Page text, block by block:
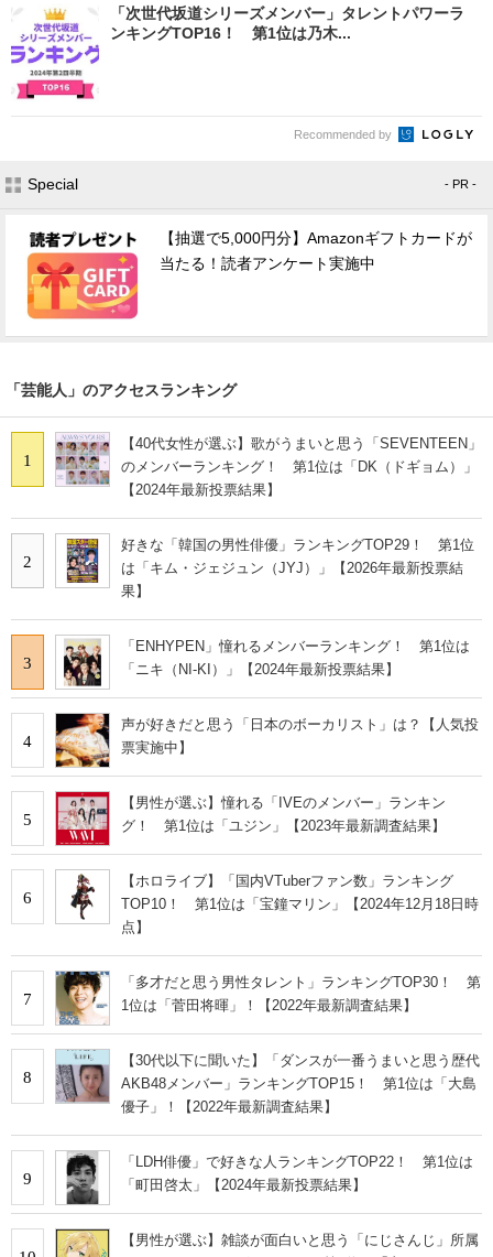
「次世代坂道シリーズメンバー」タレントパワーラ
ンキングTOP16！ 第1位は乃木...
Recommended by
Special - PR -
【抽選で5,000円分】Amazonギフトカードが
当たる！読者アンケート実施中
「芸能人」のアクセスランキング
1
【40代女性が選ぶ】歌がうまいと思う「SEVENTEEN」
のメンバーランキング！ 第1位は「DK（ドギョム）」
【2024年最新投票結果】
2
好きな「韓国の男性俳優」ランキングTOP29！ 第1位
は「キム・ジェジュン（JYJ）」【2026年最新投票結
果】
3
「ENHYPEN」憧れるメンバーランキング！ 第1位は
「ニキ（NI-KI）」【2024年最新投票結果】
4
声が好きだと思う「日本のボーカリスト」は？【人気投
票実施中】
5
【男性が選ぶ】憧れる「IVEのメンバー」ランキン
グ！ 第1位は「ユジン」【2023年最新調査結果】
6
【ホロライブ】「国内VTuberファン数」ランキング
TOP10！ 第1位は「宝鐘マリン」【2024年12月18日時
点】
7
「多才だと思う男性タレント」ランキングTOP30！ 第
1位は「菅田将暉」！【2022年最新調査結果】
8
【30代以下に聞いた】「ダンスが一番うまいと思う歴代
AKB48メンバー」ランキングTOP15！ 第1位は「大島
優子」！【2022年最新調査結果】
9
「LDH俳優」で好きな人ランキングTOP22！ 第1位は
「町田啓太」【2024年最新投票結果】
【男性が選ぶ】雑談が面白いと思う「にじさんじ」所属